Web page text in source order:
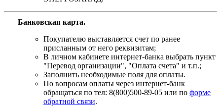
Банковская карта.
Покупателю выставляется счет по ранее
присланным от него реквизитам;
В личном кабинете интернет-банка выбрать пункт
"Перевод организации", "Оплата счета" и т.п.;
Заполнить необходимые поля для оплаты.
По вопросам оплаты через интернет-банк
обращаться по тел: 8(800)500-89-05 или по форме
обратной связи.